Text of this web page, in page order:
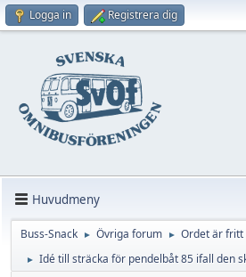
Logga in Registrera dig
Huvudmeny
Buss-Snack ► Övriga forum ► Ordet är fritt
► Idé till sträcka för pendelbåt 85 ifall den